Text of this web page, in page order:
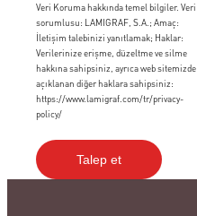
Veri Koruma hakkında temel bilgiler. Veri
sorumlusu: LAMIGRAF, S.A.; Amaç:
İletişim talebinizi yanıtlamak; Haklar:
Verilerinize erişme, düzeltme ve silme
hakkına sahipsiniz, ayrıca web sitemizde
açıklanan diğer haklara sahipsiniz:
https://www.lamigraf.com/tr/privacy-
policy/